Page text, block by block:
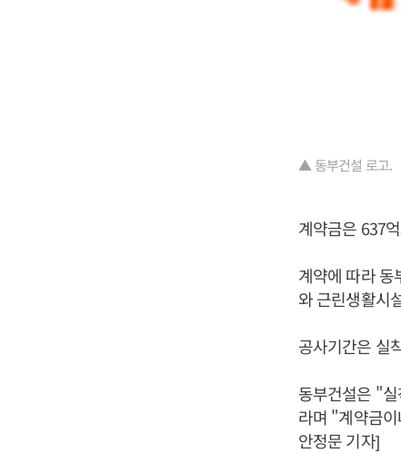
▲ 동부건설 로고.
계약금은 637
계약에 따라 동
와 근린생활시
공사기간은 실
동부건설은 "
라며 "계약금
안정문 기자]